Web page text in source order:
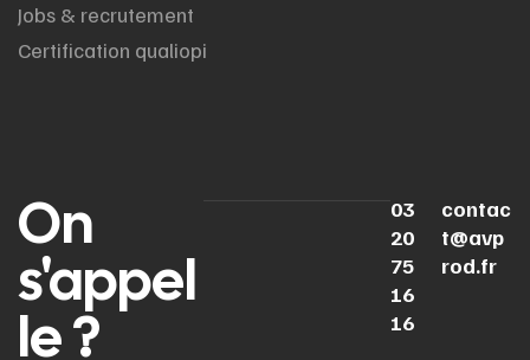
Jobs & recrutement
Certification qualiopi
On
s'appel
le ?
03
20
75
16
16
contac
t@avp
rod.fr